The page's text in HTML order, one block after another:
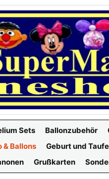
Sets Ballonzubehör
& Ballons Geburt und
Grußkarten